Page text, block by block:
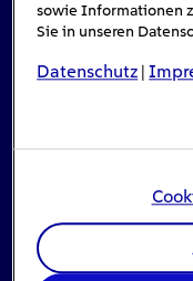
Stromausfall:
ausgeht
sowie Informationen
Sie in unseren
Datenschutz |